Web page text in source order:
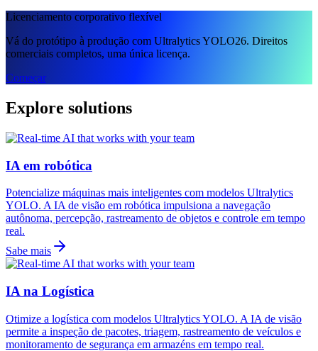
Licenciamento corporativo flexível
Vá do protótipo à produção com Ultralytics YOLO26. Direitos
comerciais completos, uma única licença.
Começar
Explore solutions
IA em robótica
Potencialize máquinas mais inteligentes com modelos Ultralytics
YOLO. A IA de visão em robótica impulsiona a navegação
autônoma, percepção, rastreamento de objetos e controle em tempo
real.
Sabe mais
IA na Logística
Otimize a logística com modelos Ultralytics YOLO. A IA de visão
permite a inspeção de pacotes, triagem, rastreamento de veículos e
monitoramento de segurança em armazéns em tempo real.